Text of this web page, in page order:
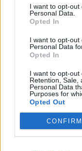
I want to opt-out
Personal Data.
Opted In
I want to opt-
Personal Data
Opted In
I want to opt-out
Retention, Sale,
Personal Data
Purposes for
Opted Out
CONFIRM
openhartig
bod op Gjivai
schaamte
Calvin Stengs
onzekere
Zoë Livay